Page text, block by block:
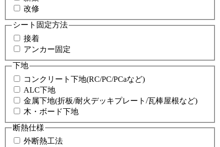
改修
シート固定方法
接着
アンカー固定
下地
コンクリート下地(RC/PC/PCaなど)
ALC下地
金属下地(折板/耐火デッキプレート/瓦棒屋根など)
木・ボード下地
断熱仕様
外断熱工法